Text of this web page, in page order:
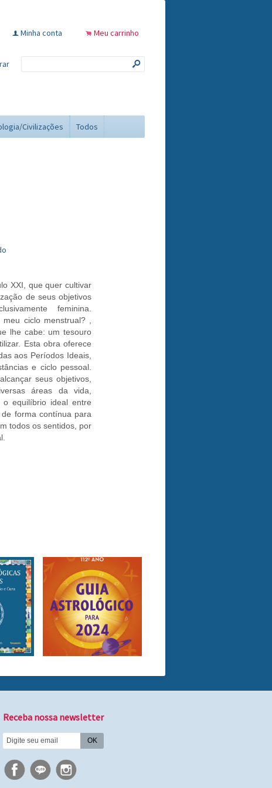
f Minha conta . Meu carrinho
s
Civilizações Todos
XXI, que quer cultivar
de seus objetivos
feminina.
ciclo menstrual? ,
lhe cabe: um tesouro
Esta obra oferece
aos Períodos Ideais,
e ciclo pessoal.
seus objetivos,
áreas da vida,
o equilíbrio ideal entre
forma contínua para
todos os sentidos, por
Receba nossa newsletter